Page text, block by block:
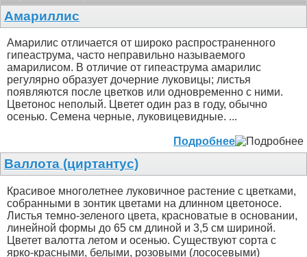
Амариллис
Амарилис отличается от широко распространенного
гипеаструма, часто неправильно называемого
амарилисом. В отличие от гипеаструма амарилис
регулярно образует дочерние луковицы; листья
появляются после цветков или одновременно с ними.
Цветонос неполый. Цветет один раз в году, обычно
осенью. Семена черные, луковицевидные. ...
Подробнее
Валлота (циртантус)
Красивое многолетнее луковичное растение с цветками,
собранными в зонтик цветами на длинном цветоносе.
Листья темно-зеленого цвета, красноватые в основании,
линейной формы до 65 см длиной и 3,5 см шириной.
Цветет валотта летом и осенью. Существуют сорта с
ярко-красными, белыми, розовыми (лососевыми)